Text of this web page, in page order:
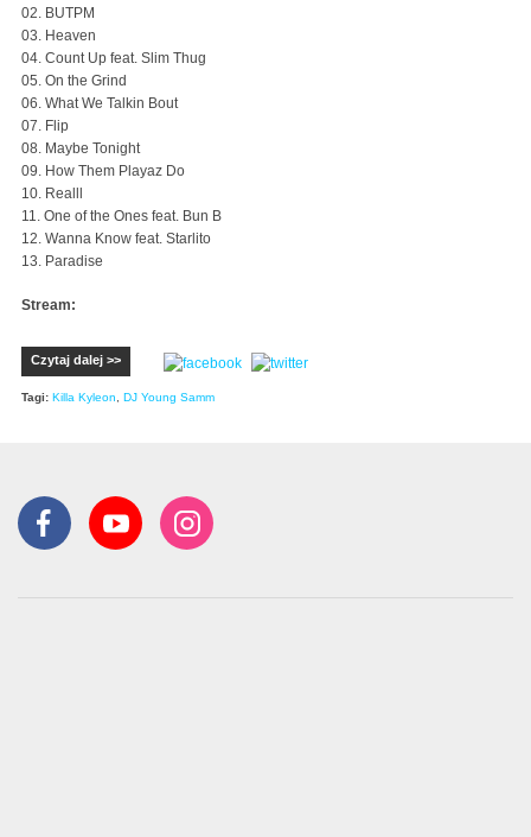
02. BUTPM
03. Heaven
04. Count Up feat. Slim Thug
05. On the Grind
06. What We Talkin Bout
07. Flip
08. Maybe Tonight
09. How Them Playaz Do
10. Realll
11. One of the Ones feat. Bun B
12. Wanna Know feat. Starlito
13. Paradise
Stream:
Czytaj dalej >>
Tagi: Killa Kyleon DJ Young Samm